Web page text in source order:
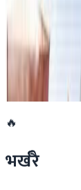
२०२६
२०२६ जुन
🔥
भर्खरै